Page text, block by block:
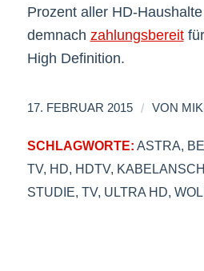
Prozent aller HD-
demnach zahlungsbereitfür
High Definition.
17. FEBRUAR 2015 / VON
SCHLAGWORTE: ASTRA,
TV, HD, HDTV,
STUDIE, TV, ULTRA HD,